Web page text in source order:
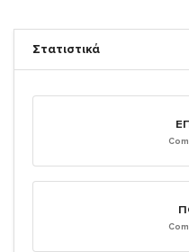
Στατιστικά